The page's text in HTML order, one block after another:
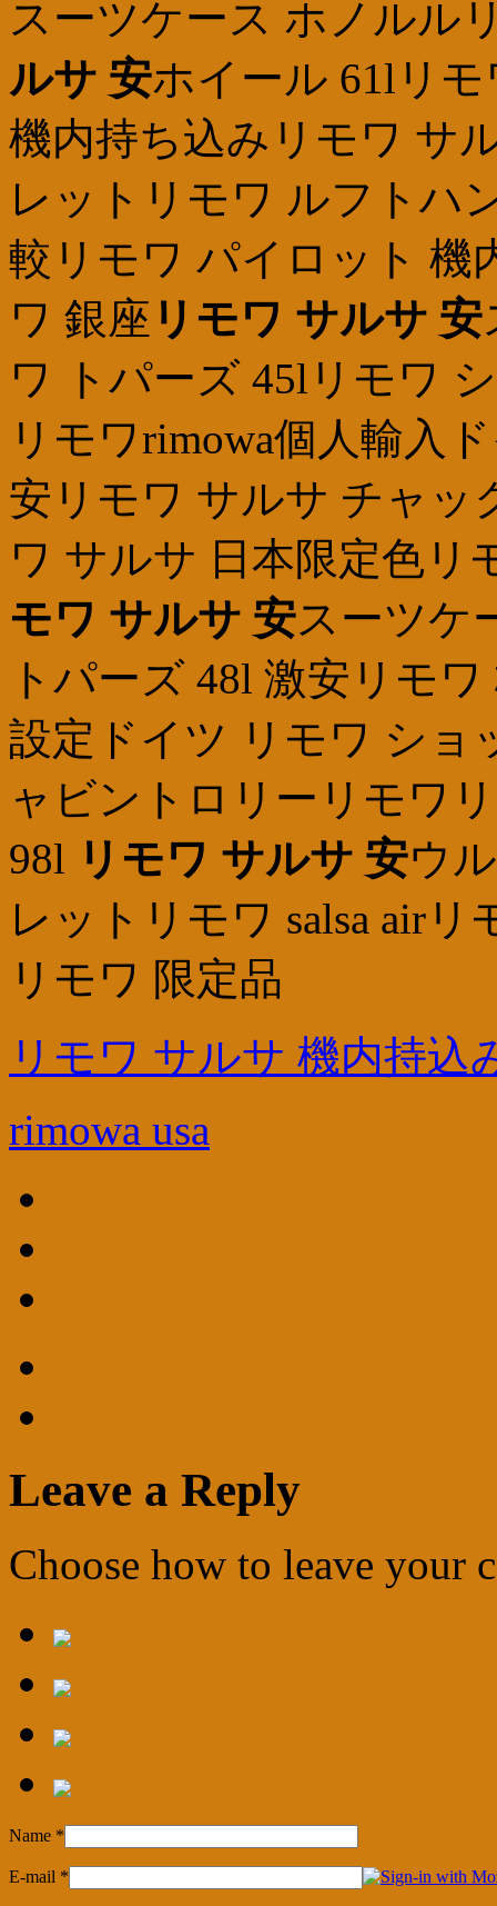
スーツケース ホノルル
ルサ 安ホイール 61lリ
機内持ち込みリモワ サ
レットリモワ ルフトハ
較リモワ パイロット 機
ワ 銀座 リモワ サルサ 安
ワ トパーズ 45lリモワ
リモワrimowa個人輸入
安リモワ サルサ チャッ
ワ サルサ 日本限定色
モワ サルサ 安スーツケ
トパーズ 48l 激安リモ
設定ドイツ リモワ ショ
ャビントロリーリモワ
98l リモワ サルサ 安ウ
レットリモワ salsa air
リモワ 限定品
リモワ サルサ 機内持込
rimowa usa
Leave a Reply
Choose how to leave your
Name *
E-mail *